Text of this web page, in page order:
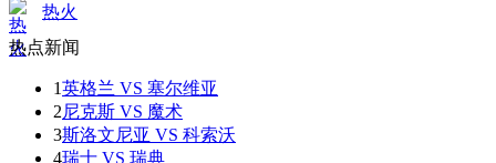
热火
热点新闻
1英格兰 VS 塞尔维亚
2尼克斯 VS 魔术
3斯洛文尼亚 VS 科索沃
4瑞士 VS 瑞典